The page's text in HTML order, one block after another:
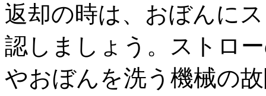
返却の時は、おぼんに
認しましょう。ストロ
やおぼんを洗う機械の